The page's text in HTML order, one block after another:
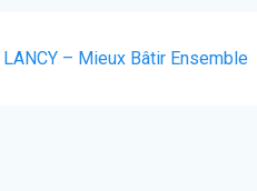
Article
LANCY – Mieux Bâtir Ensemble